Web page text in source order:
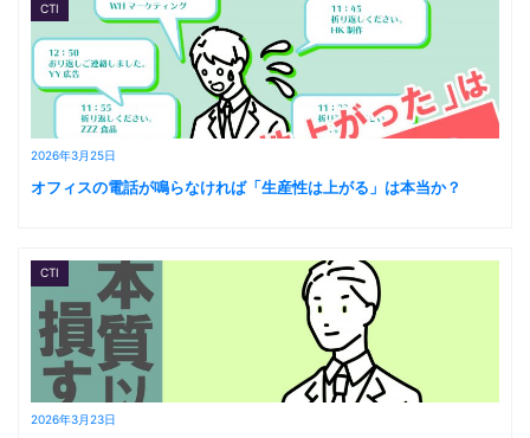
2026年3月25日
CTI
オフィスの電話が鳴らなければ「生産性は上がる」は本当か？
2026年3月23日
CTI